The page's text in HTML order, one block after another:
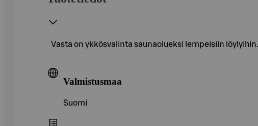
Vasta on ykkösvalinta saunaolueksi lempeisiin
Valmistusmaa
Suomi